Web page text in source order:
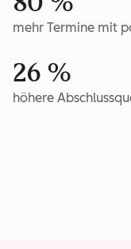
mehr Termine mit
26 %
höhere